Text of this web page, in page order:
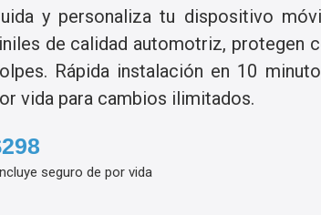
y personaliza tu dispositivo
de calidad automotriz, protegen
Rápida instalación en 10
vida para cambios ilimitados.
seguro de por vida